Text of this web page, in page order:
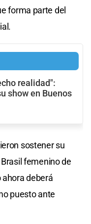
forma parte del
realidad":
show en Buenos
sostener su
femenino de
ahora deberá
puesto ante